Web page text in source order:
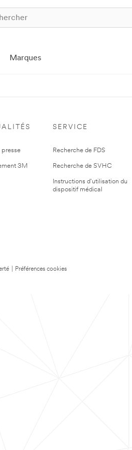
Marques
presse
3M
SERVICE
Recherche de FDS
Recherche de SVHC
Instructions d'utilisation du
dispositif médical
Préférences cookies